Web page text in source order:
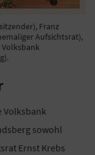
Franz
Aufsichtsrat),
Volksbank
sowohl
Ernst Krebs